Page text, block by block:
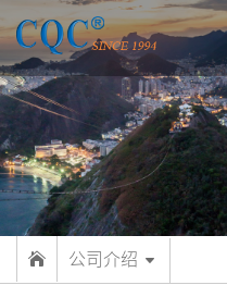
公司介绍